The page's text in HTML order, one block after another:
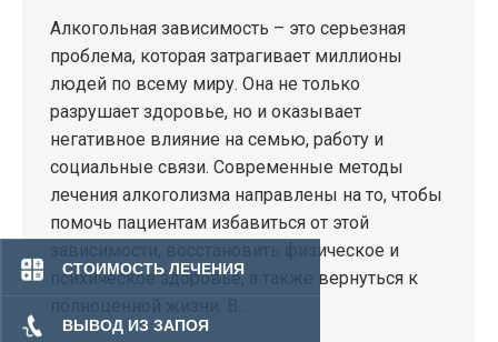
СТОИМОСТЬ ЛЕЧЕНИЯ
ВЫВОД ИЗ ЗАПОЯ
Алкогольная зависимость – это серьезная
проблема, которая затрагивает миллионы
людей по всему миру. Она не только
разрушает здоровье, но и оказывает
негативное влияние на семью, работу и
социальные связи. Современные методы
лечения алкоголизма направлены на то, чтобы
помочь пациентам избавиться от этой
зависимости, восстановить физическое и
психическое здоровье, а также вернуться к